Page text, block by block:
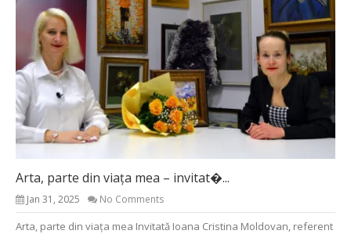
Arta, parte din viața mea – invitat�...
Jan 31, 2025 No Comments
Arta, parte din viața mea Invitată Ioana Cristina Moldovan, referent